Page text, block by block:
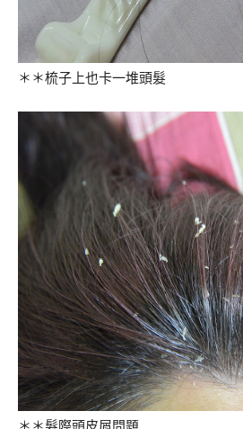
＊＊梳子上也卡一堆頭髮